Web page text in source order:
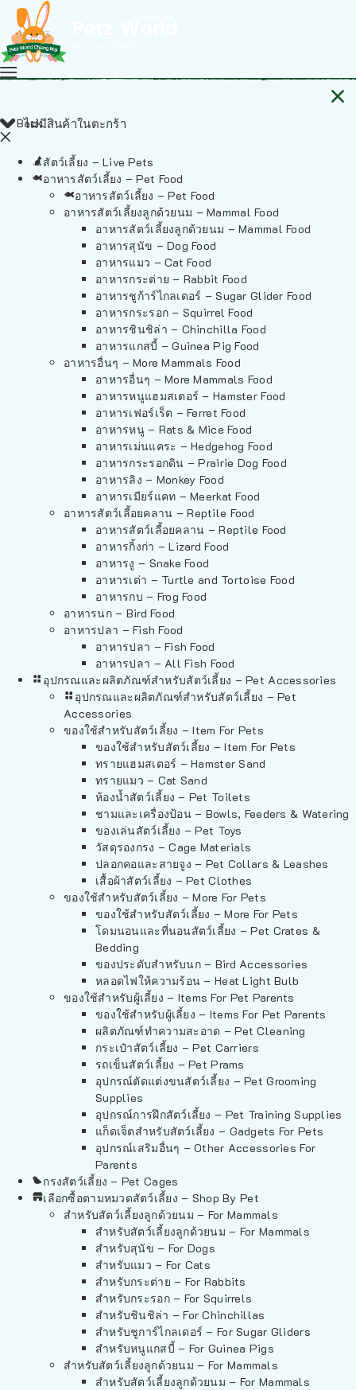
ไม่มีสินค้าในตะกร้า
Back
สัตว์เลี้ยง – Live Pets
อาหารสัตว์เลี้ยง – Pet Food
อาหารสัตว์เลี้ยง – Pet Food
อาหารสัตว์เลี้ยงลูกด้วยนม – Mammal Food
อาหารสัตว์เลี้ยงลูกด้วยนม – Mammal Food
อาหารสุนัข – Dog Food
อาหารแมว – Cat Food
อาหารกระต่าย – Rabbit Food
อาหารชูก้าร์ไกลเดอร์ – Sugar Glider Food
อาหารกระรอก – Squirrel Food
อาหารชินชิล่า – Chinchilla Food
อาหารแกสบี้ – Guinea Pig Food
อาหารอื่นๆ – More Mammals Food
อาหารอื่นๆ – More Mammals Food
อาหารหนูแฮมสเตอร์ – Hamster Food
อาหารเฟอร์เร็ต – Ferret Food
อาหารหนู – Rats & Mice Food
อาหารเม่นแคระ – Hedgehog Food
อาหารกระรอกดิน – Prairie Dog Food
อาหารลิง – Monkey Food
อาหารเมียร์แคท – Meerkat Food
อาหารสัตว์เลี้อยคลาน – Reptile Food
อาหารสัตว์เลี้อยคลาน – Reptile Food
อาหารกิ้งก่า – Lizard Food
อาหารงู – Snake Food
อาหารเต่า – Turtle and Tortoise Food
อาหารกบ – Frog Food
อาหารนก – Bird Food
อาหารปลา – Fish Food
อาหารปลา – Fish Food
อาหารปลา – All Fish Food
อุปกรณและผลิตภัณฑ์สำหรับสัตว์เลี้ยง – Pet Accessories
อุปกรณและผลิตภัณฑ์สำหรับสัตว์เลี้ยง – Pet
Accessories
ของใช้สำหรับสัตว์เลี้ยง – Item For Pets
ของใช้สำหรับสัตว์เลี้ยง – Item For Pets
ทรายแฮมสเตอร์ – Hamster Sand
ทรายแมว – Cat Sand
ห้องน้ำสัตว์เลี้ยง – Pet Toilets
ชามและเครื่องป้อน – Bowls, Feeders & Watering
ของเล่นสัตว์เลี้ยง – Pet Toys
วัสดุรองกรง – Cage Materials
ปลอกคอและสายจูง – Pet Collars & Leashes
เสื้อผ้าสัตว์เลี้ยง – Pet Clothes
ของใช้สำหรับสัตว์เลี้ยง – More For Pets
ของใช้สำหรับสัตว์เลี้ยง – More For Pets
โดมนอนและที่นอนสัตว์เลี้ยง – Pet Crates &
Bedding
ของประดับสำหรับนก – Bird Accessories
หลอดไฟให้ความร้อน – Heat Light Bulb
ของใช้สำหรับผู้เลี้ยง – Items For Pet Parents
ของใช้สำหรับผู้เลี้ยง – Items For Pet Parents
ผลิตภัณฑ์ทำความสะอาด – Pet Cleaning
กระเป๋าสัตว์เลี้ยง – Pet Carriers
รถเข็นสัตว์เลี้ยง – Pet Prams
อุปกรณ์ตัดแต่งขนสัตว์เลี้ยง – Pet Grooming
Supplies
อุปกรณ์การฝึกสัตว์เลี้ยง – Pet Training Supplies
แก็ดเจ็ตสำหรับสัตว์เลี้ยง – Gadgets For Pets
อุปกรณ์เสริมอื่นๆ – Other Accessories For
Parents
กรงสัตว์เลี้ยง – Pet Cages
เลือกซื้อตามหมวดสัตว์เลี้ยง – Shop By Pet
สำหรับสัตว์เลี้ยงลูกด้วยนม – For Mammals
สำหรับสัตว์เลี้ยงลูกด้วยนม – For Mammals
สำหรับสุนัข – For Dogs
สำหรับแมว – For Cats
สำหรับกระต่าย – For Rabbits
สำหรับกระรอก – For Squirrels
สำหรับชินชิล่า – For Chinchillas
สำหรับชูการ์ไกลเดอร์ – For Sugar Gliders
สำหรับหนูแกสบี้ – For Guinea Pigs
สำหรับสัตว์เลี้ยงลูกด้วยนม – For Mammals
สำหรับสัตว์เลี้ยงลูกด้วยนม – For Mammals